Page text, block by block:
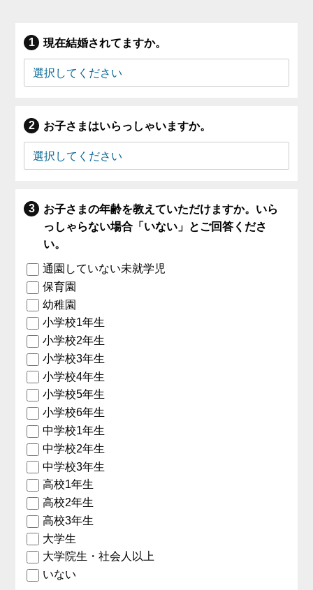
現在結婚されてますか。
お子さまはいらっしゃいますか。
お子さまの年齢を教えていただけますか。いら
っしゃらない場合「いない」とご回答くださ
い。
通園していない未就学児
保育園
幼稚園
小学校1年生
小学校2年生
小学校3年生
小学校4年生
小学校5年生
小学校6年生
中学校1年生
中学校2年生
中学校3年生
高校1年生
高校2年生
高校3年生
大学生
大学院生・社会人以上
いない